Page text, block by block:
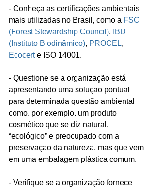
- Conheça as certificações ambientais
mais utilizadas no Brasil, como a FSC
(Forest Stewardship Council),
IBD
(Instituto Biodinâmico), PROCEL,
Ecocert e ISO 14001.
- Questione se a organização está
apresentando uma solução pontual
para determinada questão ambiental
como, por exemplo, um produto
cosmético que se diz natural,
“ecológico” e preocupado com a
preservação da natureza, mas que vem
em uma embalagem plástica comum.
- Verifique se a organização fornece